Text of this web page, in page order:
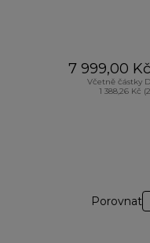
7 999,00 Kč
Včetně částky
1 388,26 Kč
Porovnat